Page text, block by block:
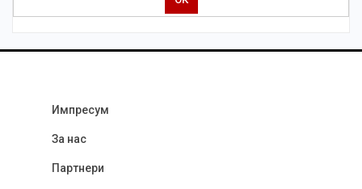
Импресум
За нас
Партнери